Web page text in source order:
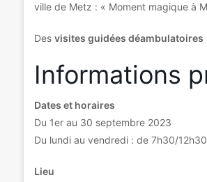
ville de Metz : « Moment magique à
Des visites guidées déambulatoires
Informations
Dates et horaires
Du 1er au 30 septembre 2023
Du lundi au vendredi : de 7h30/
Lieu